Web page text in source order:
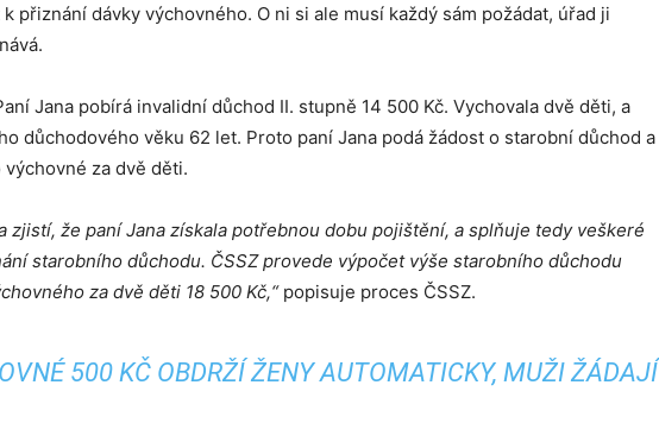
přiznání dávky výchovného. O ni si ale musí každý sám požádat, úřad ji
Jana pobírá invalidní důchod II. stupně 14 500 Kč. Vychovala dvě děti, a
důchodového věku 62 let. Proto paní Jana podá žádost o starobní důchod a
za dvě děti.
zjistí, že paní Jana získala potřebnou dobu pojištění, a splňuje tedy veškeré
starobního důchodu. ČSSZ provede výpočet výše starobního důchodu
za dvě děti 18 500 Kč,“ popisuje proces ČSSZ.
500 KČ OBDRŽÍ ŽENY AUTOMATICKY, MUŽI ŽÁDAJÍ